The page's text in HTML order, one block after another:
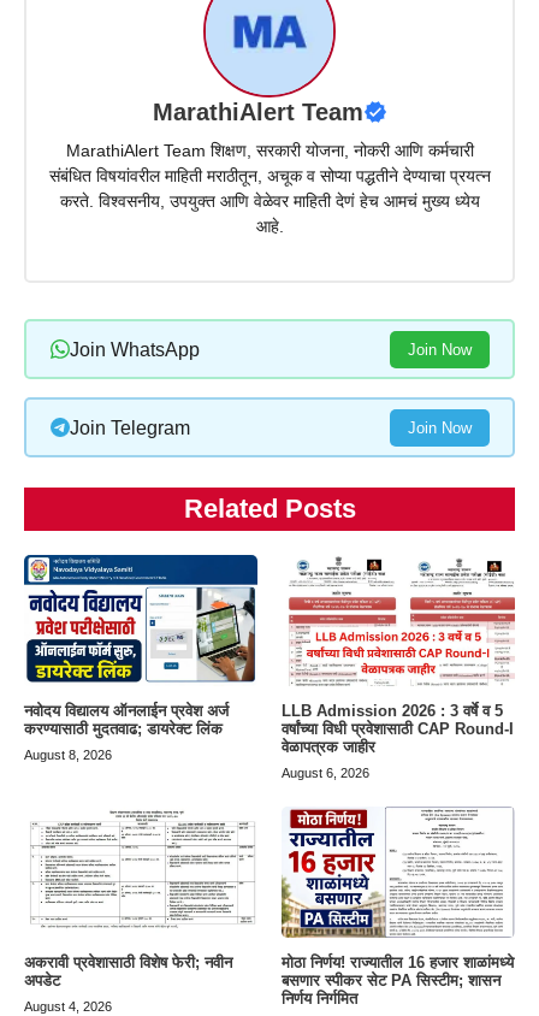
MarathiAlert Team
MarathiAlert Team शिक्षण, सरकारी योजना, नोकरी आणि कर्मचारी
संबंधित विषयांवरील माहिती मराठीतून, अचूक व सोप्या पद्धतीने देण्याचा प्रयत्न
करते. विश्वसनीय, उपयुक्त आणि वेळेवर माहिती देणं हेच आमचं मुख्य ध्येय
आहे.
Join WhatsApp Join Now
Join Telegram Join Now
Related Posts
नवोदय विद्यालय ऑनलाईन प्रवेश अर्ज
करण्यासाठी मुदतवाढ; डायरेक्ट लिंक
August 8, 2026
LLB Admission 2026 : 3 वर्षे व 5
वर्षांच्या विधी प्रवेशासाठी CAP Round-I
वेळापत्रक जाहीर
August 6, 2026
अकरावी प्रवेशासाठी विशेष फेरी; नवीन
अपडेट
August 4, 2026
मोठा निर्णय! राज्यातील 16 हजार शाळांमध्ये
बसणार स्पीकर सेट PA सिस्टीम; शासन
निर्णय निर्गमित